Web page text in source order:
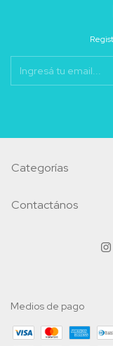
Categorías
Contactános
Medios de pago